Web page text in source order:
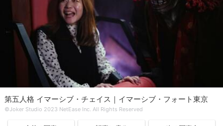
第五人格 イマーシブ・チェイス｜イマーシブ・フォート東京
©Joker Studio 2023 NetEase Inc. All Rights Reserved